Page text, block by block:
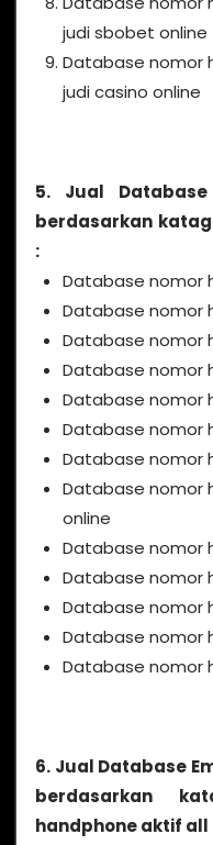
judi sbobet online
Database nomor
judi casino online
5. Jual
berdasarkan
:
Database nomor
Database nomor
Database nomor
Database nomor
Database nomor
Database nomor
Database nomor
Database nomor
online
Database nomor
Database nomor
Database nomor
Database nomor
Database nomor
6. Jual Database
berdasarkan
handphone aktif all